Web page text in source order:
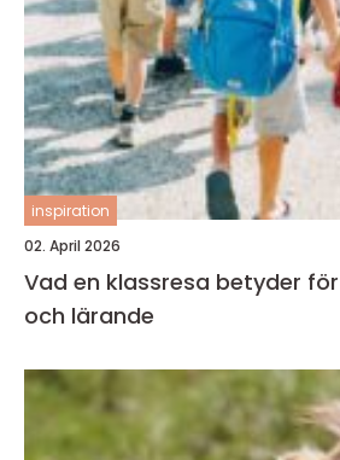
inspiration
02. April 2026
Vad en klassresa betyder
och lärande